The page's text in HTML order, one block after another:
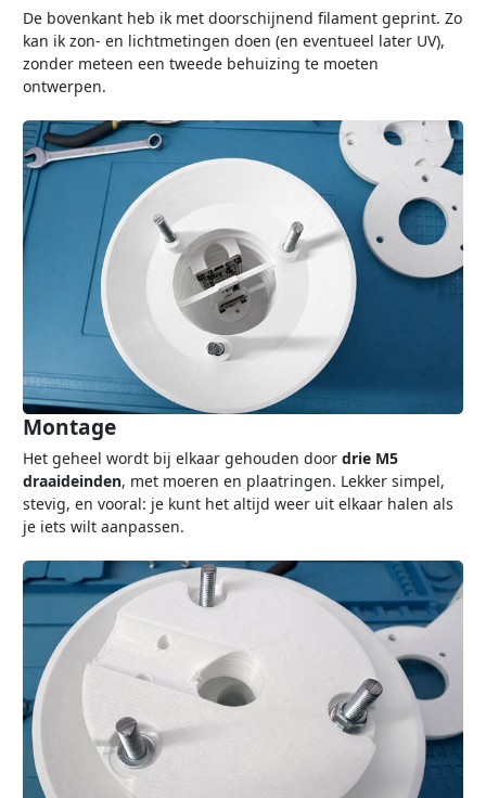
De bovenkant heb ik met doorschijnend filament geprint. Zo
kan ik zon- en lichtmetingen doen (en eventueel later UV),
zonder meteen een tweede behuizing te moeten
ontwerpen.
Montage
Het geheel wordt bij elkaar gehouden door drie M5
draaideinden, met moeren en plaatringen. Lekker simpel,
stevig, en vooral: je kunt het altijd weer uit elkaar halen als
je iets wilt aanpassen.